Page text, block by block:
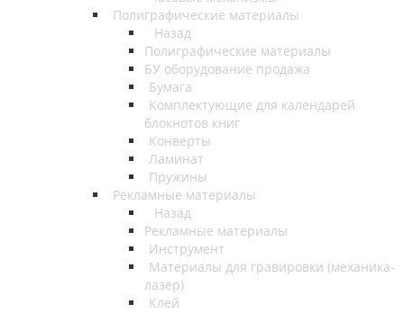
Полиграфические материалы
Назад
Полиграфические материалы
БУ оборудование продажа
Бумага
Комплектующие для календарей
блокнотов книг
Конверты
Ламинат
Пружины
Рекламные материалы
Назад
Рекламные материалы
Инструмент
Материалы для гравировки (механика-
лазер)
Клей